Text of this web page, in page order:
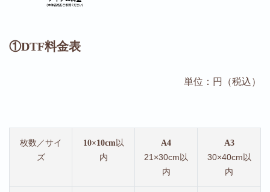
①DTF料金表
単位：円（税込）
枚数／サイ
ズ
10×10cm 以
内
A4
21×30cm以
内
A3
30×40cm以
内